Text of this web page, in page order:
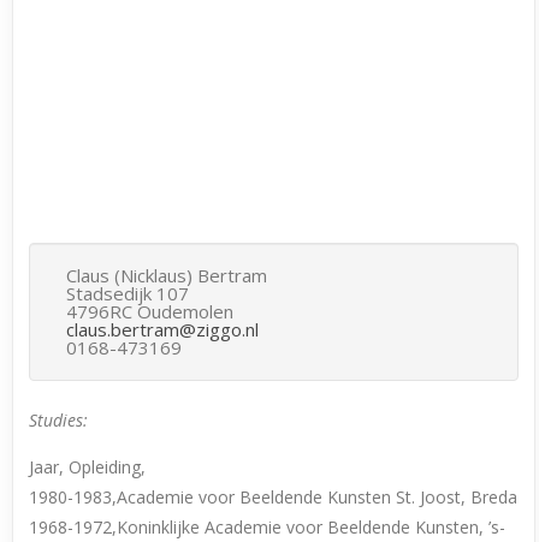
Claus (Nicklaus) Bertram
Stadsedijk 107
4796RC Oudemolen
claus.bertram@ziggo.nl
0168-473169
Studies:
Jaar, Opleiding,
1980-1983,Academie voor Beeldende Kunsten St. Joost, Breda
1968-1972,Koninklijke Academie voor Beeldende Kunsten, ’s-